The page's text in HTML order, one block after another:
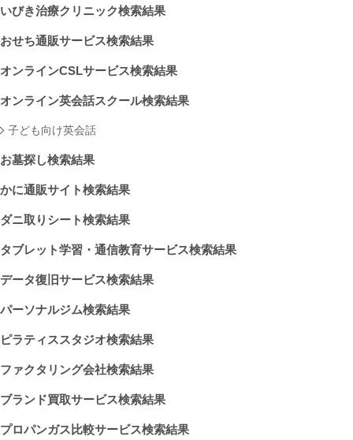
いびき治療クリニック検索結果
おせち通販サービス検索結果
オンラインCSLサービス検索結果
オンライン英会話スクール検索結果
子ども向け英会話
お墓探し検索結果
かに通販サイト検索結果
ダニ取りシート検索結果
タブレット学習・通信教育サービス検索結果
データ復旧サービス検索結果
パーソナルジム検索結果
ピラティススタジオ検索結果
ファクタリング会社検索結果
ブランド買取サービス検索結果
プロパンガス比較サービス検索結果